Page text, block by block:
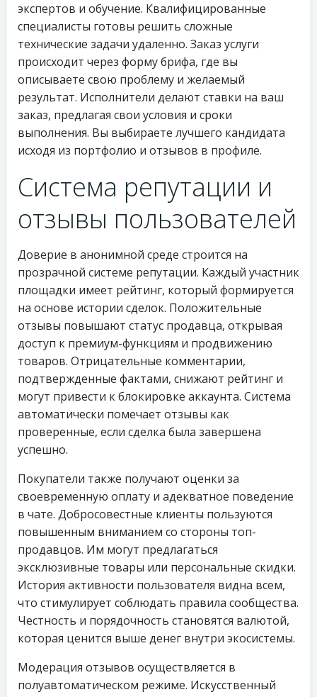
экспертов и обучение. Квалифицированные
специалисты готовы решить сложные
технические задачи удаленно. Заказ услуги
происходит через форму брифа, где вы
описываете свою проблему и желаемый
результат. Исполнители делают ставки на ваш
заказ, предлагая свои условия и сроки
выполнения. Вы выбираете лучшего кандидата
исходя из портфолио и отзывов в профиле.
Система репутации и
отзывы пользователей
Доверие в анонимной среде строится на
прозрачной системе репутации. Каждый участник
площадки имеет рейтинг, который формируется
на основе истории сделок. Положительные
отзывы повышают статус продавца, открывая
доступ к премиум-функциям и продвижению
товаров. Отрицательные комментарии,
подтвержденные фактами, снижают рейтинг и
могут привести к блокировке аккаунта. Система
автоматически помечает отзывы как
проверенные, если сделка была завершена
успешно.
Покупатели также получают оценки за
своевременную оплату и адекватное поведение
в чате. Добросовестные клиенты пользуются
повышенным вниманием со стороны топ-
продавцов. Им могут предлагаться
эксклюзивные товары или персональные скидки.
История активности пользователя видна всем,
что стимулирует соблюдать правила сообщества.
Честность и порядочность становятся валютой,
которая ценится выше денег внутри экосистемы.
Модерация отзывов осуществляется в
полуавтоматическом режиме. Искусственный